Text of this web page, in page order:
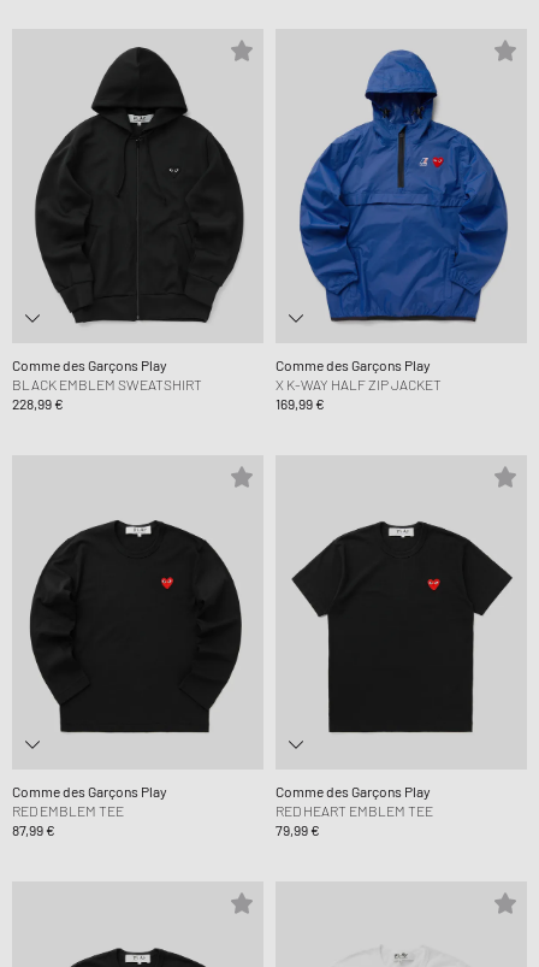
Comme des Garçons Play
BLACK EMBLEM SWEATSHIRT
228,99 €
Comme des Garçons Play
X K-WAY HALF ZIP JACKET
169,99 €
Comme des Garçons Play
RED EMBLEM TEE
87,99 €
Comme des Garçons Play
RED HEART EMBLEM TEE
79,99 €